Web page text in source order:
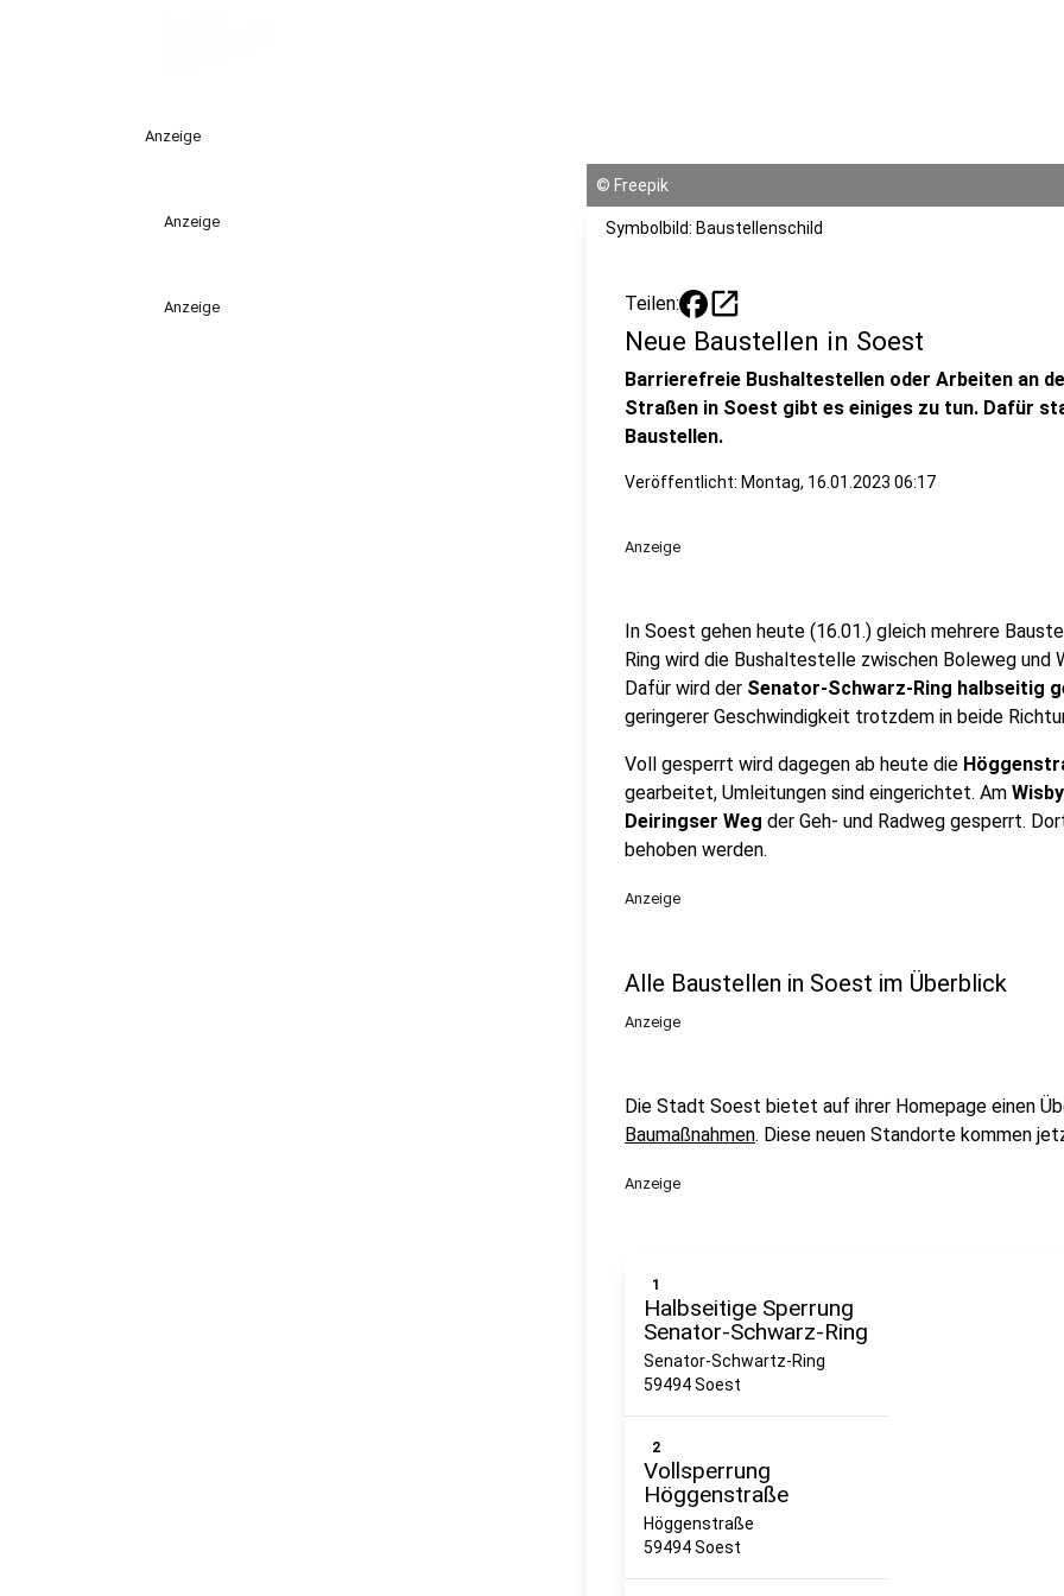
Anzeige
Anzeige
Anzeige
© Freepik
Symbolbild: Baustellenschild
Teilen: open_in_new
Neue Baustellen in Soest
Barrierefreie Bushaltestellen oder Arbeiten an
Straßen in Soest gibt es einiges zu tun. Dafür
Baustellen.
Veröffentlicht: Montag, 16.01.2023 06:17
Anzeige
In Soest gehen heute (16.01.) gleich mehrere
Ring wird die Bushaltestelle zwischen Boleweg und
Dafür wird der Senator-Schwarz-Ring halbseitig
geringerer Geschwindigkeit trotzdem in beide
Voll gesperrt wird dagegen ab heute die
gearbeitet, Umleitungen sind eingerichtet. Am
Deiringser Weg der Geh- und Radweg gesperrt.
behoben werden.
Anzeige
Alle Baustellen in Soest im Überblick
Anzeige
Die Stadt Soest bietet auf ihrer Homepage einen
Baumaßnahmen. Diese neuen Standorte kommen
Anzeige
1
Halbseitige Sperrung
Senator-Schwarz-Ring
Senator-Schwartz-Ring
59494 Soest
2
Vollsperrung
Höggenstraße
Höggenstraße
59494 Soest